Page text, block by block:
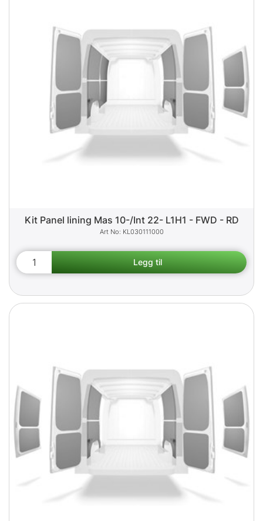
Kit Panel lining Mas 10-/Int 22- L1H1 - FWD - RD
KL030111000